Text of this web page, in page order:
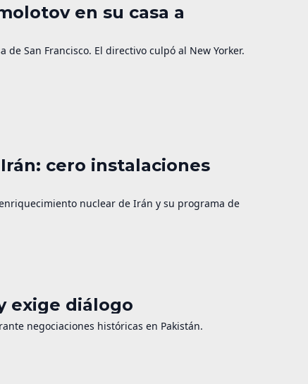
en su casa a
San Francisco. El directivo culpó al New Yorker.
cero instalaciones
nuclear de Irán y su programa de
exige diálogo
negociaciones históricas en Pakistán.